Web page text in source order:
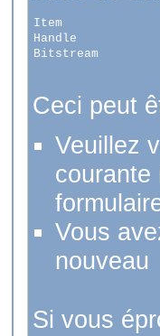
Item
Handle
Bitstream
Ceci peut
Veuillez
courante
Vous
nouveau
Si vous